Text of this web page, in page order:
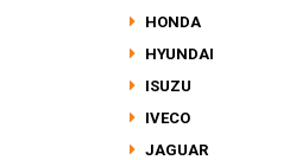
HONDA
HYUNDAI
ISUZU
IVECO
JAGUAR